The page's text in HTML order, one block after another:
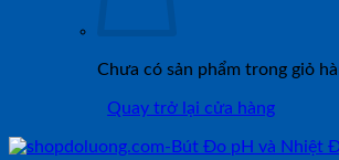
Chưa có sản phẩm trong giỏ
Quay trở lại cửa hàng